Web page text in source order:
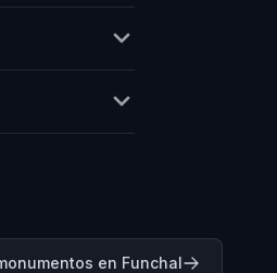
en Funchal